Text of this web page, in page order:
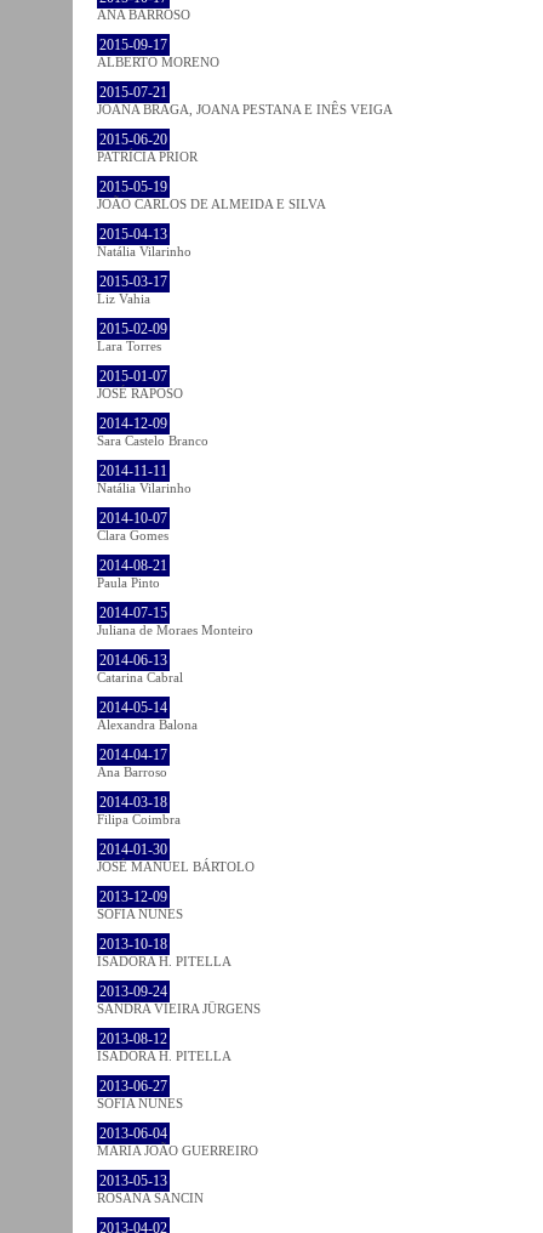
ANA BARROSO
2015-09-17
ALBERTO MORENO
2015-07-21
JOANA BRAGA, JOANA PESTANA E INÊS VEIGA
2015-06-20
PATRÍCIA PRIOR
2015-05-19
JOÃO CARLOS DE ALMEIDA E SILVA
2015-04-13
Natália Vilarinho
2015-03-17
Liz Vahia
2015-02-09
Lara Torres
2015-01-07
JOSÉ RAPOSO
2014-12-09
Sara Castelo Branco
2014-11-11
Natália Vilarinho
2014-10-07
Clara Gomes
2014-08-21
Paula Pinto
2014-07-15
Juliana de Moraes Monteiro
2014-06-13
Catarina Cabral
2014-05-14
Alexandra Balona
2014-04-17
Ana Barroso
2014-03-18
Filipa Coimbra
2014-01-30
JOSÉ MANUEL BÁRTOLO
2013-12-09
SOFIA NUNES
2013-10-18
ISADORA H. PITELLA
2013-09-24
SANDRA VIEIRA JÜRGENS
2013-08-12
ISADORA H. PITELLA
2013-06-27
SOFIA NUNES
2013-06-04
MARIA JOÃO GUERREIRO
2013-05-13
ROSANA SANCIN
2013-04-02